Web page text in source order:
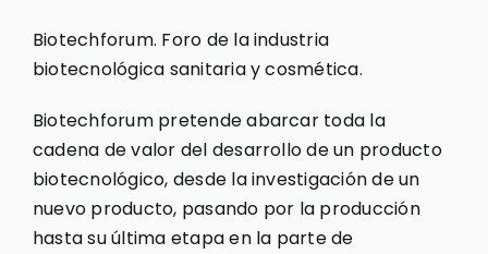
Biotechforum. Foro de la industria
biotecnológica sanitaria y cosmética.
Biotechforum pretende abarcar toda la
cadena de valor del desarrollo de un producto
biotecnológico, desde la investigación de un
nuevo producto, pasando por la producción
hasta su última etapa en la parte de